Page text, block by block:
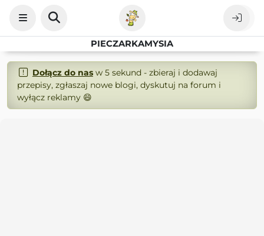
PIECZARKAMYSIA
Dołącz do nasw 5 sekund - zbieraj i dodawaj
przepisy, zgłaszaj nowe blogi, dyskutuj na forum i
wyłącz reklamy 😄